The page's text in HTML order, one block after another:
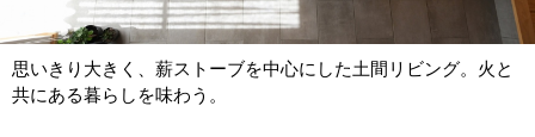
思いきり大きく、薪ストーブを中心にした土間リビング。火と
共にある暮らしを味わう。